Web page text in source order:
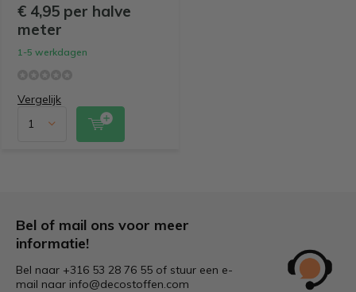
€ 4,95 per halve
meter
1-5 werkdagen
Vergelijk
Bel of mail ons voor meer
informatie!
Bel naar +316 53 28 76 55 of stuur een e-
mail naar info@decostoffen.com